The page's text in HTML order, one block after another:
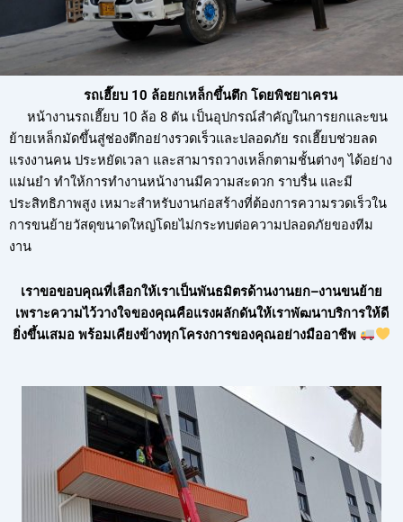
รถเฮี๊ยบ 10 ล้อยกเหล็กขึ้นตึก โดยพิชยาเครน
หน้างานรถเฮี๊ยบ 10 ล้อ 8 ตัน เป็นอุปกรณ์สำคัญในการยกและขน
ย้ายเหล็กมัดขึ้นสู่ช่องตึกอย่างรวดเร็วและปลอดภัย รถเฮี๊ยบช่วยลด
แรงงานคน ประหยัดเวลา และสามารถวางเหล็กตามชั้นต่างๆ ได้อย่าง
แม่นยำ ทำให้การทำงานหน้างานมีความสะดวก ราบรื่น และมี
ประสิทธิภาพสูง เหมาะสำหรับงานก่อสร้างที่ต้องการความรวดเร็วใน
การขนย้ายวัสดุขนาดใหญ่โดยไม่กระทบต่อความปลอดภัยของทีม
งาน
เราขอขอบคุณที่เลือกให้เราเป็นพันธมิตรด้านงานยก–งานขนย้าย
เพราะความไว้วางใจของคุณคือแรงผลักดันให้เราพัฒนาบริการให้ดี
ยิ่งขึ้นเสมอ พร้อมเคียงข้างทุกโครงการของคุณอย่างมืออาชีพ